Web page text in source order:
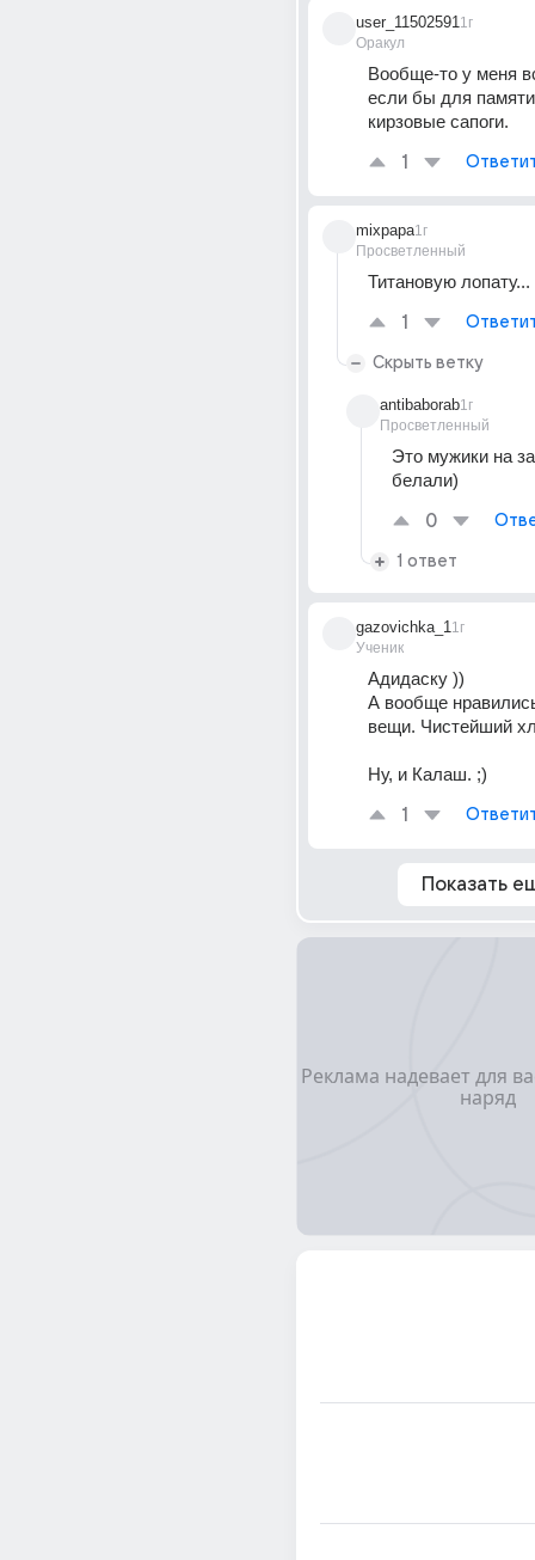
user_11502591
Оракул
1г
Вообще-то у меня
если бы для
кирзовые сапоги.
1
mixpapa
Просветленный
1г
Титановую лопату...
1
Скрыть ветку
antibaborab
Просветленный
1г
Это мужики на
белали)
0
1 ответ
gazovichka_1
Ученик
1г
Адидаску ))
А вообще
вещи. Чистейший
Ну, и Калаш. ;)
1
Показать